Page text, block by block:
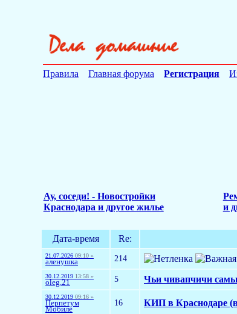
Правила Главная форума Регистрация
Ау, соседи! - Новостройки
Краснодара и другое жилье
и
Дата-время Re:
21.07.2026 09:10 »
аленушка 214
30.12.2019 13:58 »
oleg.21 5 Чьи чивапчичи
30.12.2019 09:16 »
Перпетум
Мобиле
16 КИП в Краснодаре